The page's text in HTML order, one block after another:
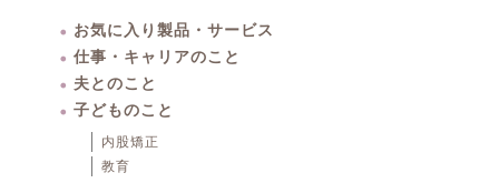
お気に入り製品・サービス
仕事・キャリアのこと
夫とのこと
子どものこと
内股矯正
教育